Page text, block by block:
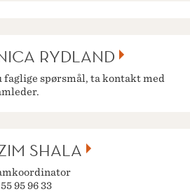
RYDLAND
faglige spørsmål, ta kontakt med
SHALA
95 96 33